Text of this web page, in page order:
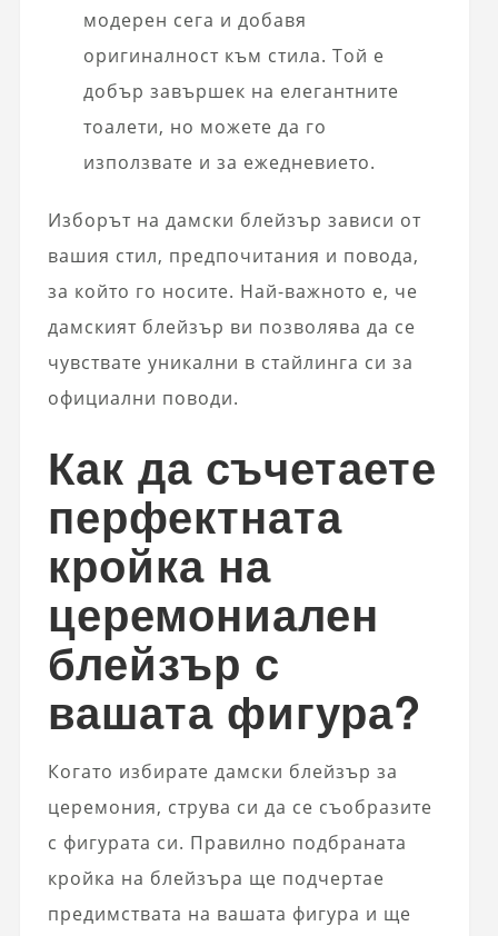
модерен сега и добавя
оригиналност към стила. Той е
добър завършек на елегантните
тоалети, но можете да го
използвате и за ежедневието.
Изборът на дамски блейзър зависи от
вашия стил, предпочитания и повода,
за който го носите. Най-важното е, че
дамският блейзър ви позволява да се
чувствате уникални в стайлинга си за
официални поводи.
Как да съчетаете
перфектната
кройка на
церемониален
блейзър с
вашата фигура?
Когато избирате дамски блейзър за
церемония, струва си да се съобразите
с фигурата си. Правилно подбраната
кройка на блейзъра ще подчертае
предимствата на вашата фигура и ще